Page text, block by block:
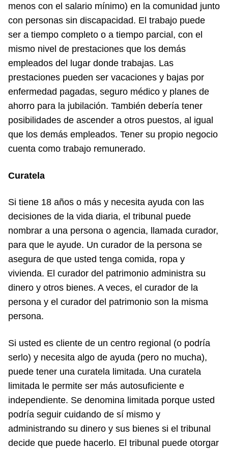
menos con el salario mínimo) en la comunidad junto
con personas sin discapacidad. El trabajo puede
ser a tiempo completo o a tiempo parcial, con el
mismo nivel de prestaciones que los demás
empleados del lugar donde trabajas. Las
prestaciones pueden ser vacaciones y bajas por
enfermedad pagadas, seguro médico y planes de
ahorro para la jubilación. También debería tener
posibilidades de ascender a otros puestos, al igual
que los demás empleados. Tener su propio negocio
cuenta como trabajo remunerado.
Curatela
Si tiene 18 años o más y necesita ayuda con las
decisiones de la vida diaria, el tribunal puede
nombrar a una persona o agencia, llamada curador,
para que le ayude. Un curador de la persona se
asegura de que usted tenga comida, ropa y
vivienda. El curador del patrimonio administra su
dinero y otros bienes. A veces, el curador de la
persona y el curador del patrimonio son la misma
persona.
Si usted es cliente de un centro regional (o podría
serlo) y necesita algo de ayuda (pero no mucha),
puede tener una curatela limitada. Una curatela
limitada le permite ser más autosuficiente e
independiente. Se denomina limitada porque usted
podría seguir cuidando de sí mismo y
administrando su dinero y sus bienes si el tribunal
decide que puede hacerlo. El tribunal puede otorgar